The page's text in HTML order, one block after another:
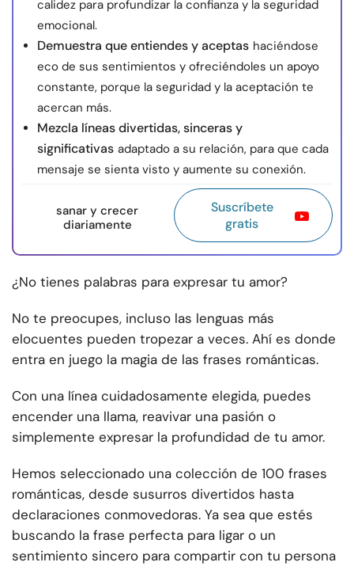
calidez para profundizar la confianza y la seguridad
emocional.
Demuestra que entiendes y aceptas haciéndose
eco de sus sentimientos y ofreciéndoles un apoyo
constante, porque la seguridad y la aceptación te
acercan más.
Mezcla líneas divertidas, sinceras y
significativas adaptado a su relación, para que cada
mensaje se sienta visto y aumente su conexión.
sanar y crecer
diariamente
Suscríbete
gratis
¿No tienes palabras para expresar tu amor?
No te preocupes, incluso las lenguas más
elocuentes pueden tropezar a veces. Ahí es donde
entra en juego la magia de las frases románticas.
Con una línea cuidadosamente elegida, puedes
encender una llama, reavivar una pasión o
simplemente expresar la profundidad de tu amor.
Hemos seleccionado una colección de 100 frases
románticas, desde susurros divertidos hasta
declaraciones conmovedoras. Ya sea que estés
buscando la frase perfecta para ligar o un
sentimiento sincero para compartir con tu persona